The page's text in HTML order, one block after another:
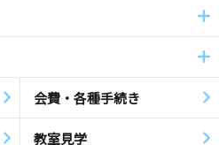
会費・各種手続き
教室見学